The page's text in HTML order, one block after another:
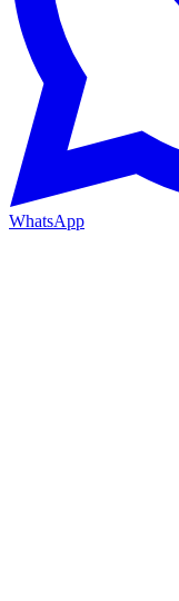
WhatsApp